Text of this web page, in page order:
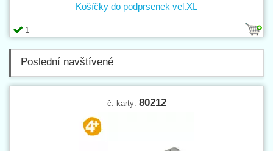
1
Košíčky do podprsenek vel.XL
Poslední navštívené
č. karty: 80212